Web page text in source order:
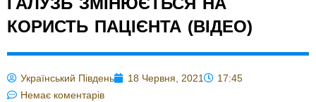
КОРИСТЬ ПАЦІЄНТА (ВІДЕО)
Український Південь 18 Червня, 2021
17:45
Немає коментарів